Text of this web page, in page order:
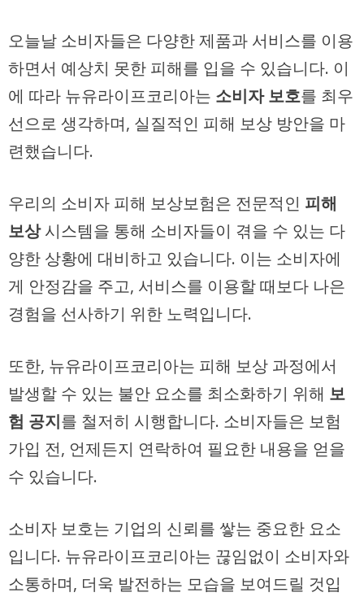
오늘날 소비자들은 다양한 제품과 서비스를 이용
하면서 예상치 못한 피해를 입을 수 있습니다. 이
에 따라 뉴유라이프코리아는 소비자 보호를 최우
선으로 생각하며, 실질적인 피해 보상 방안을 마
련했습니다.
우리의 소비자 피해 보상보험은 전문적인 피해
보상시스템을 통해 소비자들이 겪을 수 있는 다
양한 상황에 대비하고 있습니다. 이는 소비자에
게 안정감을 주고, 서비스를 이용할 때보다 나은
경험을 선사하기 위한 노력입니다.
또한, 뉴유라이프코리아는 피해 보상 과정에서
발생할 수 있는 불안 요소를 최소화하기 위해 보
험 공지를 철저히 시행합니다. 소비자들은 보험
가입 전, 언제든지 연락하여 필요한 내용을 얻을
수 있습니다.
소비자 보호는 기업의 신뢰를 쌓는 중요한 요소
입니다. 뉴유라이프코리아는 끊임없이 소비자와
소통하며, 더욱 발전하는 모습을 보여드릴 것입